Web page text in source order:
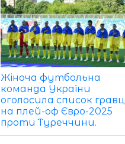
Жіноча футбольна
команда України
оголосила список
на плей-оф Євро-2025
проти Туреччини.